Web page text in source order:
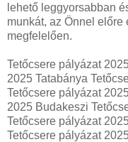
lehető leggyorsabban
munkát, az Önnel
megfelelően.
Tetőcsere pályázat
2025 Tatabánya
Tetőcsere pályázat
2025 Budakeszi
Tetőcsere pályázat
Tetőcsere pályázat